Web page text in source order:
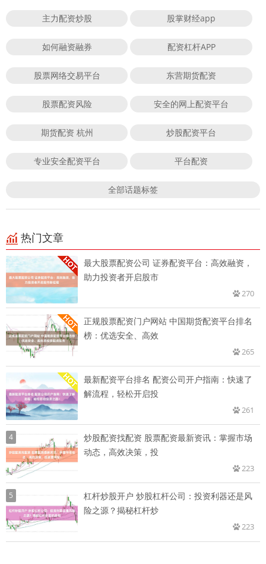
主力配资炒股 股掌财经app
如何融资融券 配资杠杆APP
股票网络交易平台 东营期货配资
股票配资风险 安全的网上配资平台
期货配资 杭州 炒股配资平台
专业安全配资平台 平台配资
全部话题标签
热门文章
最大股票配资公司 证券配资平台：高效融资，
助力投资者开启股市
270
正规股票配资门户网站 中国期货配资平台排名
榜：优选安全、高效
265
最新配资平台排名 配资公司开户指南：快速了
解流程，轻松开启投
261
4
炒股配资找配资 股票配资最新资讯：掌握市场
动态，高效决策，投
223
5
杠杆炒股开户 炒股杠杆公司：投资利器还是风
险之源？揭秘杠杆炒
223